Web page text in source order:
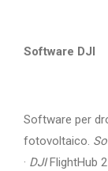
Software DJI
Software per
fotovoltaico.
· DJIFlightHub 2